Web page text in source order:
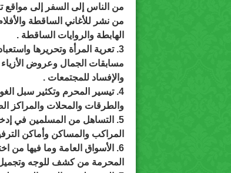
من الناس إلى السفر إلى مواقع
من نشر للأغاني الساقطة
الهابطة والروايات الساقطة .
3. تعرية المرأة وتحريرها واستعبادها وإخراجها من بيتها للتمثيل والإبداع في
مسابقات الجمال وعروض الأزياء
والإفساد للمجتمعات .
4. تيسير المحرم وتكثير سبل الغواية وطرق الفاحشة وتنوعها في الأسواق
والطرقات والمحلات والمراكز
5. التساهل من المسلمين في إدخال الرجال والخدم في البيوت واختلاطهم في
المراكب والمساكن وأماكن
6. الأسواق العامة وما فيها من اختلاط وتبرج ودعوة إلى الإثارة والإغراءات
المحرمة من كشف للوجه وتجميل